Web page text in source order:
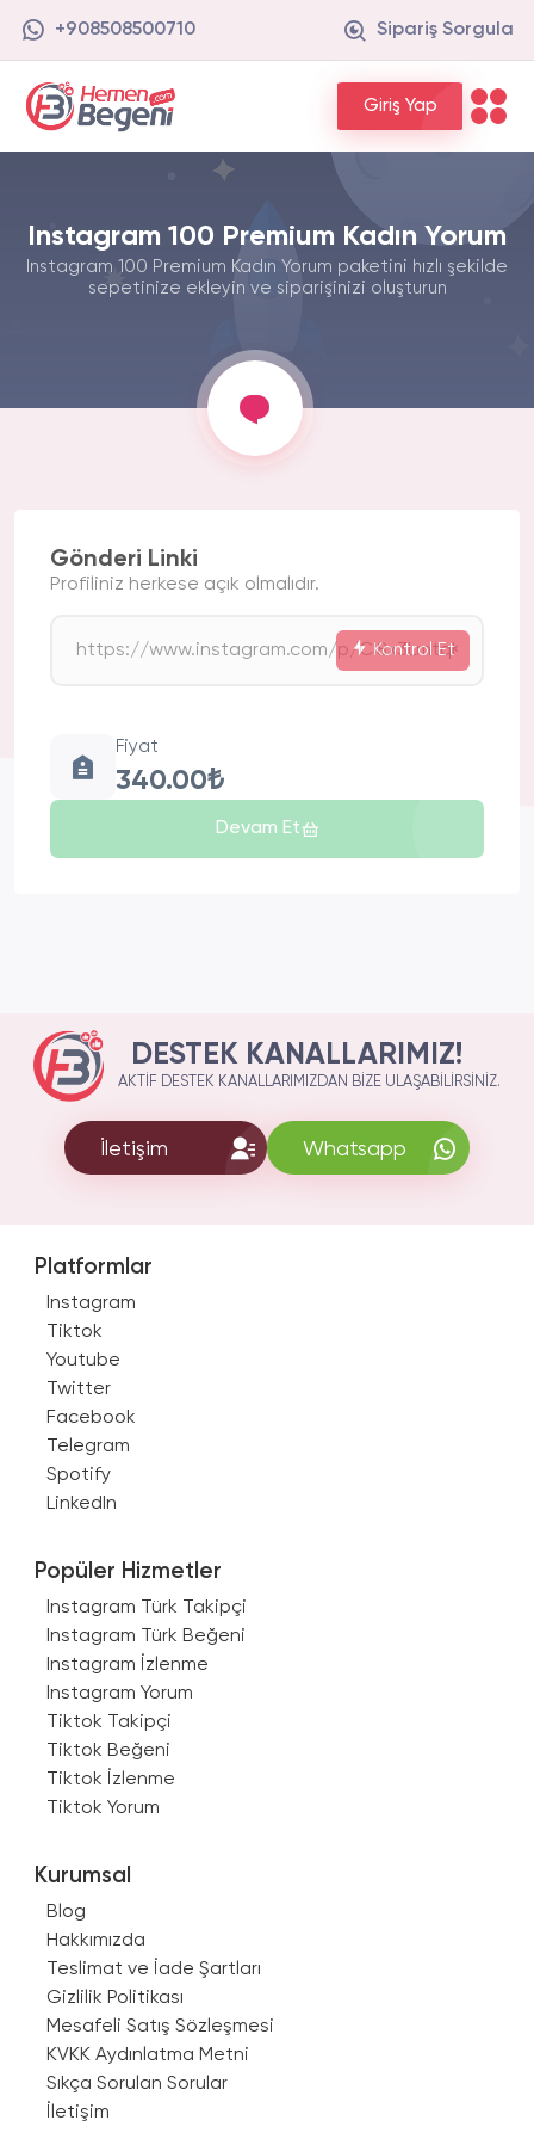
+908508500710 Sipariş Sorgula
Giriş Yap
Instagram 100 Premium Kadın Yorum
Instagram 100 Premium Kadın Yorum paketini hızlı şekilde
sepetinize ekleyin ve siparişinizi oluşturun
Gönderi Linki
Profiliniz herkese açık olmalıdır.
Kontrol Et
Fiyat
340.00₺
Devam Et
DESTEK KANALLARIMIZ!
AKTIF DESTEK KANALLARIMIZDAN BIZE ULAŞABILIRSINIZ.
İletişim Whatsapp
Platformlar
Instagram
Tiktok
Youtube
Twitter
Facebook
Telegram
Spotify
LinkedIn
Popüler Hizmetler
Instagram Türk Takipçi
Instagram Türk Beğeni
Instagram İzlenme
Instagram Yorum
Tiktok Takipçi
Tiktok Beğeni
Tiktok İzlenme
Tiktok Yorum
Kurumsal
Blog
Hakkımızda
Teslimat ve İade Şartları
Gizlilik Politikası
Mesafeli Satış Sözleşmesi
KVKK Aydınlatma Metni
Sıkça Sorulan Sorular
İletişim